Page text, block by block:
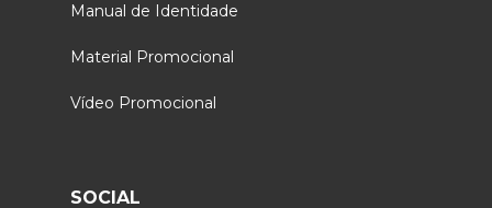
Manual de Identidade
Material Promocional
Vídeo Promocional
SOCIAL